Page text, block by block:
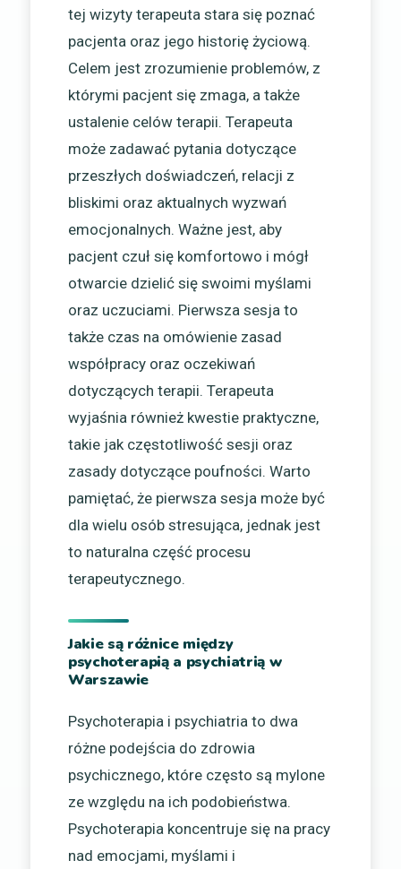
tej wizyty terapeuta stara się poznać
pacjenta oraz jego historię życiową.
Celem jest zrozumienie problemów, z
którymi pacjent się zmaga, a także
ustalenie celów terapii. Terapeuta
może zadawać pytania dotyczące
przeszłych doświadczeń, relacji z
bliskimi oraz aktualnych wyzwań
emocjonalnych. Ważne jest, aby
pacjent czuł się komfortowo i mógł
otwarcie dzielić się swoimi myślami
oraz uczuciami. Pierwsza sesja to
także czas na omówienie zasad
współpracy oraz oczekiwań
dotyczących terapii. Terapeuta
wyjaśnia również kwestie praktyczne,
takie jak częstotliwość sesji oraz
zasady dotyczące poufności. Warto
pamiętać, że pierwsza sesja może być
dla wielu osób stresująca, jednak jest
to naturalna część procesu
terapeutycznego.
Jakie są różnice między
psychoterapią a psychiatrią w
Warszawie
Psychoterapia i psychiatria to dwa
różne podejścia do zdrowia
psychicznego, które często są mylone
ze względu na ich podobieństwa.
Psychoterapia koncentruje się na pracy
nad emocjami, myślami i